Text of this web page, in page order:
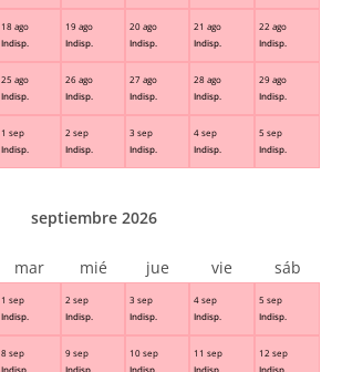
18 ago
Indisp.
19 ago
Indisp.
20 ago
Indisp.
21 ago
Indisp.
22 ago
Indisp.
25 ago
Indisp.
26 ago
Indisp.
27 ago
Indisp.
28 ago
Indisp.
29 ago
Indisp.
1 sep
Indisp.
2 sep
Indisp.
3 sep
Indisp.
4 sep
Indisp.
5 sep
Indisp.
1 sep
Indisp.
2 sep
Indisp.
3 sep
Indisp.
4 sep
Indisp.
5 sep
Indisp.
8 sep
Indisp.
9 sep
Indisp.
10 sep
Indisp.
11 sep
Indisp.
12 sep
Indisp.
septiembre 2026
mar mié jue vie sáb